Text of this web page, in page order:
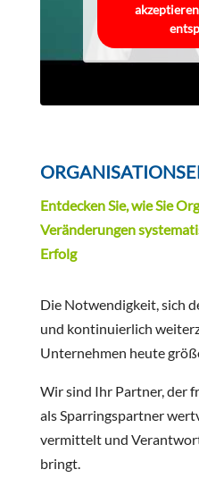
Entdecken Sie, wie Sie
Veränderungen
Erfolg
Die Notwendigkeit, sich
und kontinuierlich
Unternehmen heute
Wir sind Ihr Partner, der
als Sparringspartner
vermittelt und
bringt.